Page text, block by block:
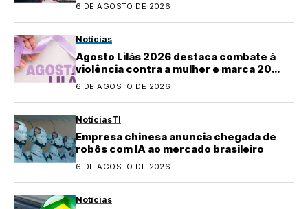
6 DE AGOSTO DE 2026
Notícias
Agosto Lilás 2026 destaca combate à
violência contra a mulher e marca 20
anos da Lei Maria da Penha
6 DE AGOSTO DE 2026
NotíciasTI
Empresa chinesa anuncia chegada de
robôs com IA ao mercado brasileiro
6 DE AGOSTO DE 2026
Notícias